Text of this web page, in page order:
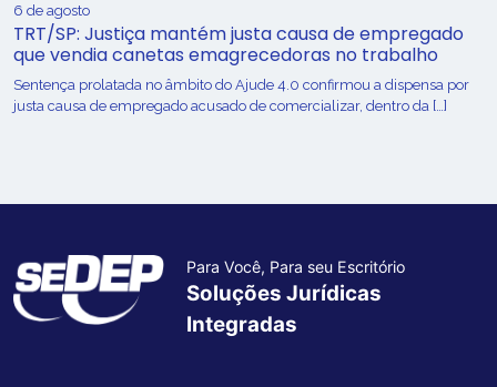
6 de agosto
TRT/SP: Justiça mantém justa causa de empregado
que vendia canetas emagrecedoras no trabalho
Sentença prolatada no âmbito do Ajude 4.0 confirmou a dispensa por
justa causa de empregado acusado de comercializar, dentro da […]
Para Você, Para seu Escritório
Soluções Jurídicas
Integradas